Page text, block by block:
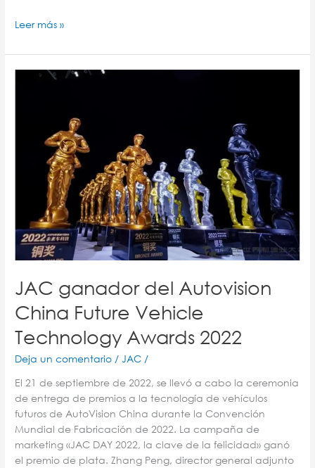
Leer más »
JAC ganador del Autovision
China Future Vehicle
Technology Awards 2022
Deja un comentario /JAC /
El 21 de septiembre de 2022, se llevó a cabo la ceremonia
de entrega de premios a la tecnología de vehículos
futuros de AutoVision China durante la Convención
Mundial de Fabricación de 2022. La campaña de
marketing «JAC DAY 2022, la clave de la felicidad» ganó
el premio de plata. Zhang Peng, director general adjunto
Vehicle
Technology
Awards